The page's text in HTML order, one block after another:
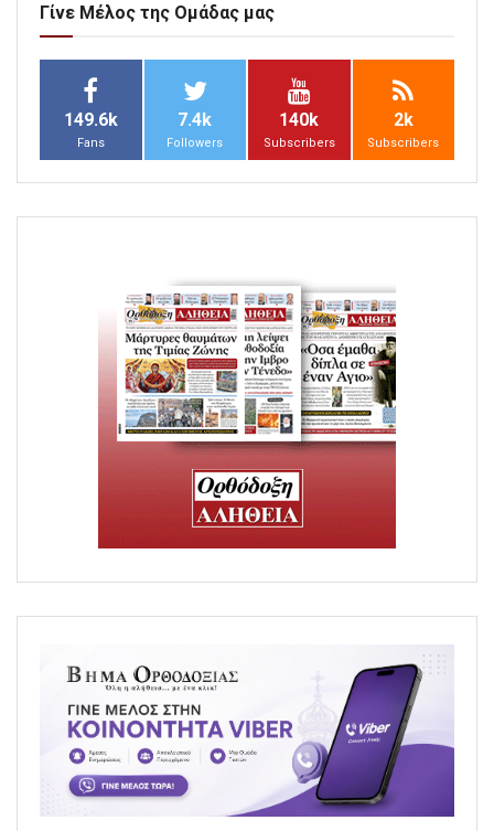
Γίνε Μέλος της Ομάδας μας
149.6k
Fans
7.4k
Followers
140k
Subscribers
2k
Subscribers